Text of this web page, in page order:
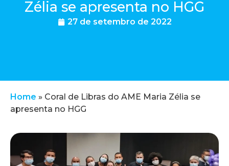
Zélia se apresenta no HGG
27 de setembro de 2022
Home » Coral de Libras do AME Maria Zélia se
apresenta no HGG